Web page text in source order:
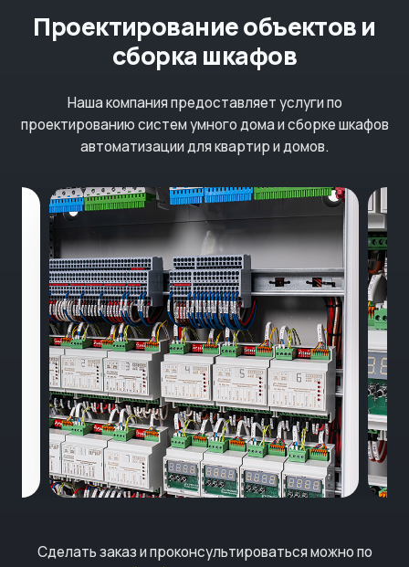
Проектирование объектов и
сборка шкафов
Наша компания предоставляет услуги по
проектированию систем умного дома и сборке шкафов
автоматизации для квартир и домов.
Сделать заказ и проконсультироваться можно по